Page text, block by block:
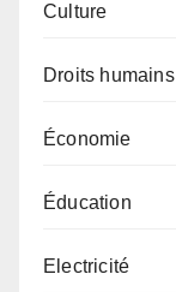
Culture
Droits humains
Économie
Éducation
Electricité